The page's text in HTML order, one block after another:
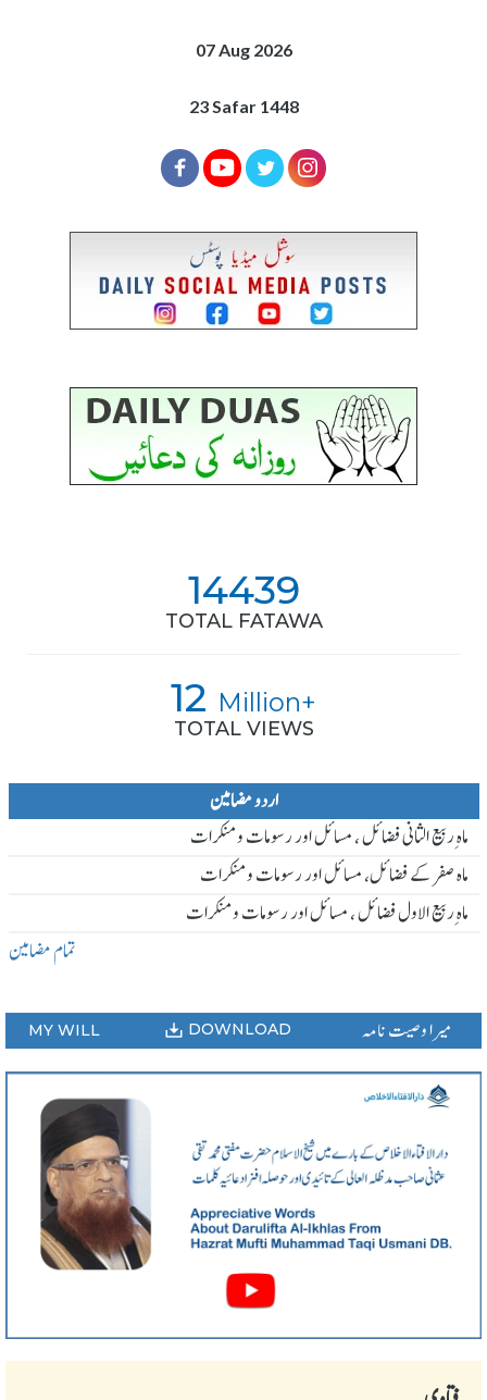
07 Aug 2026
23 Safar 1448
14439
TOTAL FATAWA
12 Million+
TOTAL VIEWS
اردو مضامین
ماہ ِربیع الثانی فضائل ، مسائل اور رسومات و منکرات
ماہ صفر کے فضائل، مسائل اور رسومات و منکرات
ماہ ِربیع الاول فضائل ، مسائل اور رسومات و منکرات
تمام مضامین
MY WILL DOWNLOAD میرا وصیت نامہ